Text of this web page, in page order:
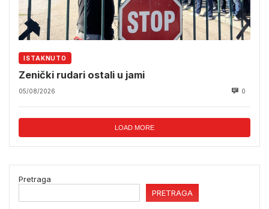
ISTAKNUTO
Zenički rudari ostali u jami
05/08/2026 0
LOAD MORE
Pretraga
PRETRAGA